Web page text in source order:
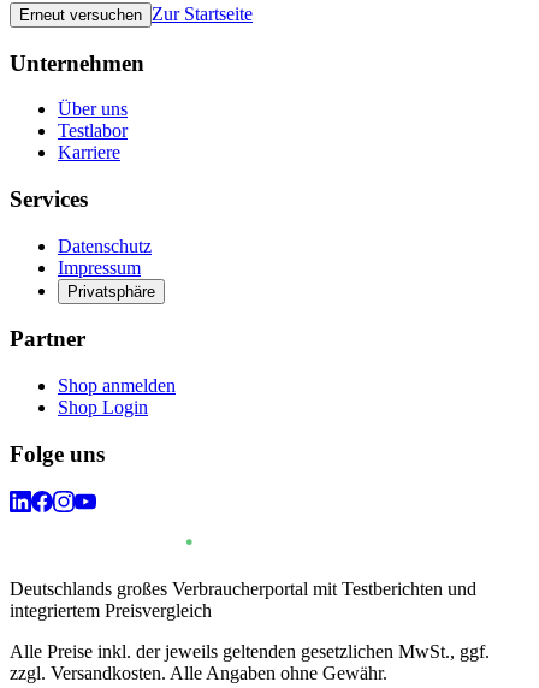
Erneut versuchen Zur Startseite
Unternehmen
Über uns
Testlabor
Karriere
Services
Datenschutz
Impressum
Privatsphäre
Partner
Shop anmelden
Shop Login
Folge uns
Deutschlands großes Verbraucherportal mit Testberichten und
integriertem Preisvergleich
Alle Preise inkl. der jeweils geltenden gesetzlichen MwSt., ggf.
zzgl. Versandkosten. Alle Angaben ohne Gewähr.